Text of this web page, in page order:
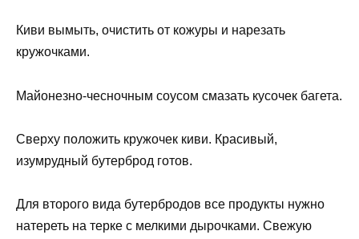
Киви вымыть, очистить от кожуры и нарезать
кружочками.
Майонезно-чесночным соусом смазать кусочек багета.
Сверху положить кружочек киви. Красивый,
изумрудный бутерброд готов.
Для второго вида бутербродов все продукты нужно
натереть на терке с мелкими дырочками. Свежую